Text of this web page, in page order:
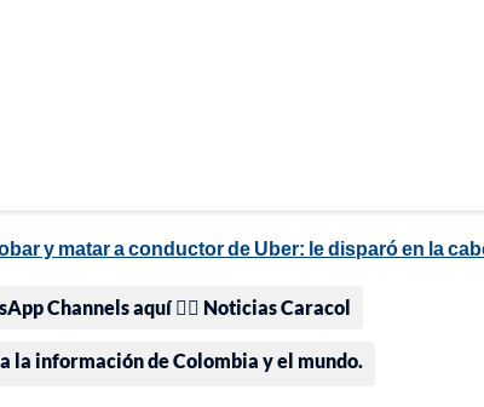
y matar a conductor de Uber: le disparó en la
Channels aquí 👉🏻 Noticias Caracol
la información de Colombia y el mundo.